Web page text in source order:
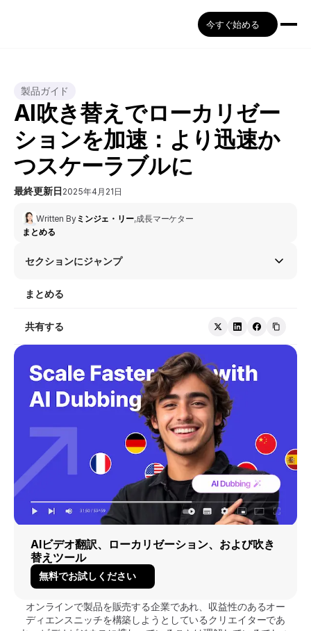
今すぐ始める
製品ガイド
AI吹き替えでローカリゼー
ションを加速：より迅速か
つスケーラブルに
最終更新日 2025年4月21日
Written Byミンジェ・リー,成長マーケター
まとめる
セクションにジャンプ
まとめる
共有する
AIビデオ翻訳、ローカリゼーション、および吹き
替えツール
無料でお試しください
オンラインで製品を販売する企業であれ、収益性のあるオー
ディエンスニッチを構築しようとしているクリエイターであ